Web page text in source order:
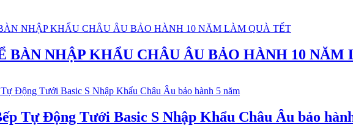
BÀN NHẬP KHẨU CHÂU ÂU BẢO HÀNH 10 NĂM
Tự Động Tưới Basic S Nhập Khẩu Châu Âu bảo